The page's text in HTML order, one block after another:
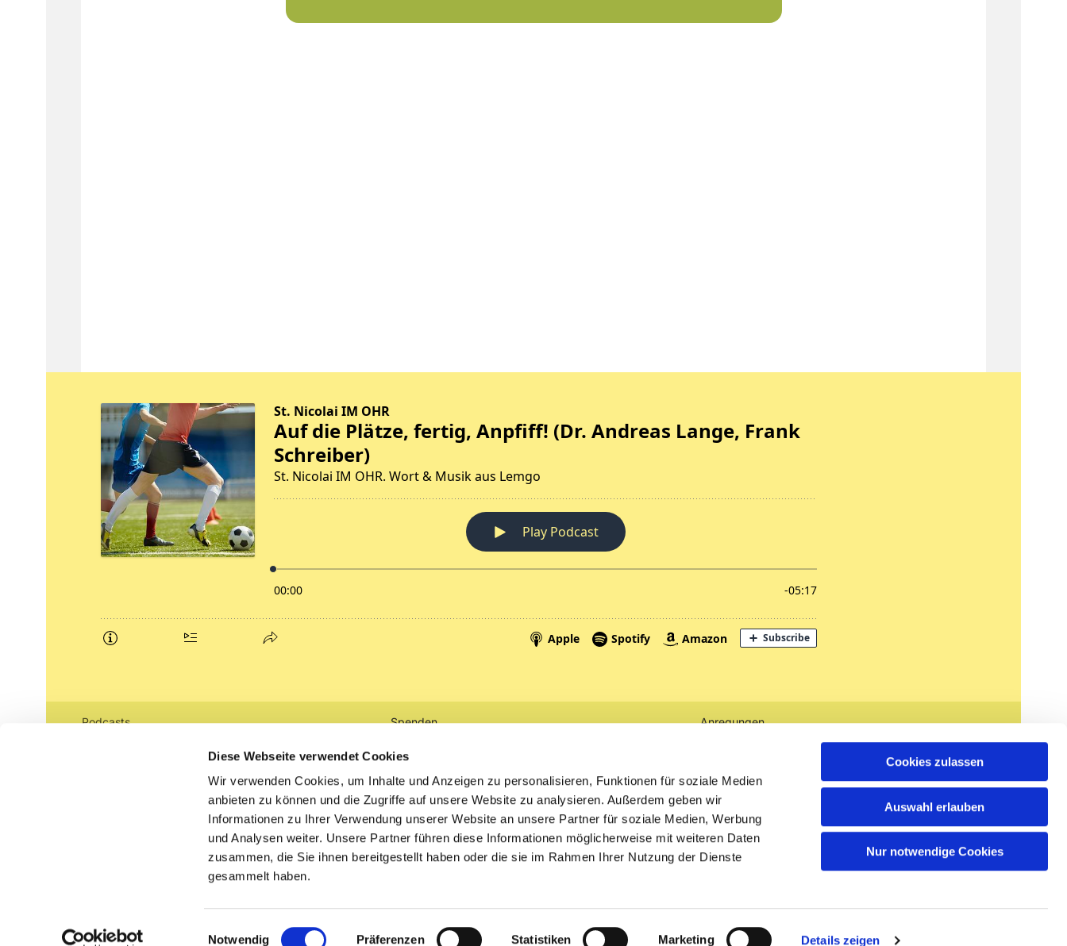
Diese Webseite verwendet Cookies
Wir verwenden Cookies, um Inhalte und Anzeigen zu personalisieren, Funktionen für soziale Medien
anbieten zu können und die Zugriffe auf unsere Website zu analysieren. Außerdem geben wir
Informationen zu Ihrer Verwendung unserer Website an unsere Partner für soziale Medien, Werbung
und Analysen weiter. Unsere Partner führen diese Informationen möglicherweise mit weiteren Daten
zusammen, die Sie ihnen bereitgestellt haben oder die sie im Rahmen Ihrer Nutzung der Dienste
gesammelt haben.
Einwilligungsauswahl
Notwendig Präferenzen Statistiken Marketing Details zeigen
Cookies zulassen
Auswahl erlauben
Nur notwendige Cookies
Podcasts Spenden
Tickets
Litauen
Anregungen
Impressum Datenschutzerklärung ChurchDesk-Login